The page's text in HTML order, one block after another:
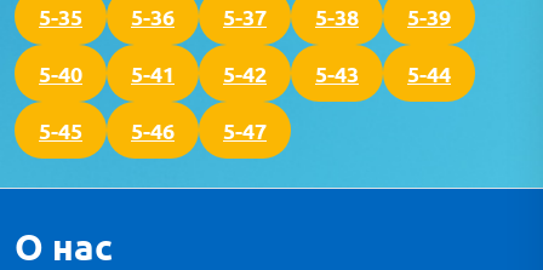
5-35 5-36 5-37 5-38 5-39
5-40 5-41 5-42 5-43 5-44
5-45 5-46 5-47
О нас